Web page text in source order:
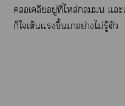
คลอเคลียอยู่ที่ไหล่ แ
ก็ใเต้นแขึ้นาอย่างไม่รู้ตัว